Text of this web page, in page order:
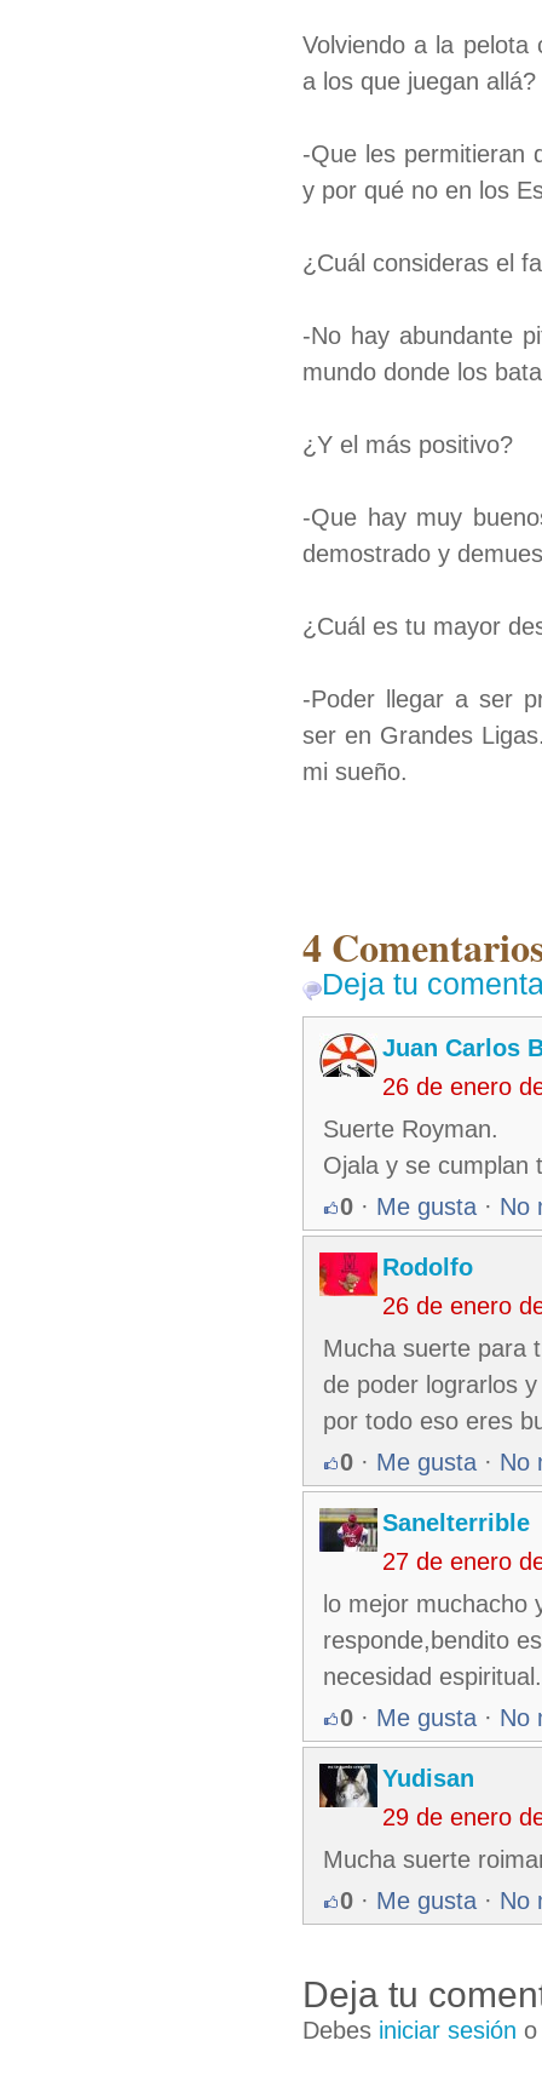
Volviendo a la
a los que juegan allá?
-Que les permitieran
y por qué no en los
¿Cuál consideras el
-No hay abundante
mundo donde los
¿Y el más positivo?
-Que hay muy
demostrado y
¿Cuál es tu mayor
-Poder llegar a ser
ser en Grandes
mi sueño.
4
Deja tu
Juan Carlos
26 de enero
Suerte Royman.
Ojala y se cumplan
0 · Me gusta · No
Rodolfo
26 de enero
Mucha suerte para
de poder lograrlos
por todo eso eres
0 · Me gusta · No
Sanelterrible
27 de enero
lo mejor muchacho
responde,bendito
necesidad espiritual.
0 · Me gusta · No
Yudisan
29 de enero
Mucha suerte
0 · Me gusta · No
Deja tu
Debes iniciar sesión